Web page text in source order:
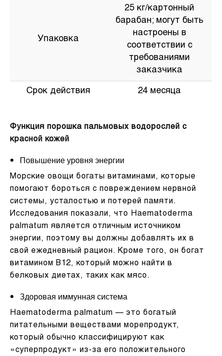
Упаковка
25 кг/картонный
барабан; могут быть
настроены в
соответствии с
требованиями
заказчика
Срок действия 24 месяца
Функция порошка пальмовых водорослей с
красной кожей
Повышение уровня энергии
Морские овощи богаты витаминами, которые
помогают бороться с повреждением нервной
системы, усталостью и потерей памяти.
Исследования показали, что Haematoderma
palmatum является отличным источником
энергии, поэтому вы должны добавлять их в
свой ежедневный рацион. Кроме того, он богат
витамином B12, который можно найти в
белковых диетах, таких как мясо.
Здоровая иммунная система
Haematoderma palmatum — это богатый
питательными веществами морепродукт,
который обычно классифицируют как
«суперпродукт» из-за его положительного